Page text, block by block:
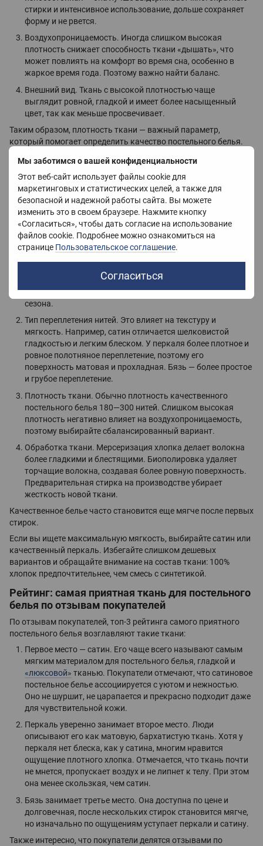
Мы заботимся о вашей конфиденциальности
Этот веб-сайт использует файлы cookie для
маркетинговых и статистических целей, а также для
безопасной и надежной работы сайта. Вы можете
изменить это в своем браузере. Нажмите кнопку
«Согласиться», чтобы дать согласие на использование
файлов cookie. Подробнее можно ознакомиться на
странице Пользовательское соглашение.
Согласиться
стирки и интенсивное использование, дольше сохраняет
форму и не рвется.
Воздухопроницаемость. Иногда слишком высокая
плотность снижает способность ткани «дышать», что
может повлиять на комфорт во время сна, особенно в
жаркое время года. Поэтому важно найти баланс.
Внешний вид. Ткань с высокой плотностью чаще
выглядит ровной, гладкой и имеет более насыщенный
цвет, так как меньше просвечивает.
Таким образом, плотность ткани — важный параметр,
который помогает определить качество постельного белья.
находится в диапазоне 150–400 нитей на дюйм².
Мягкое постельное белье: как выбрать
материал и не ошибиться
Чтобы постельное белье было действительно мягким, важно
обратить внимание на такие показатели:
синтетика. Особенно популярны хлопковые ткани — они
хорошо дышат, впитывают влагу и подходят для любого
сезона.
Тип переплетения нитей. Это влияет на текстуру и
мягкость. Например, сатин отличается шелковистой
гладкостью и легким блеском. У перкаля более плотное и
ровное полотняное переплетение, поэтому его
поверхность матовая и прохладная. Бязь — более простое
и грубое переплетение.
Плотность ткани. Обычно плотность качественного
постельного белья 180—300 нитей. Слишком высокая
плотность негативно влияет на воздухопроницаемость,
поэтому выбирайте сбалансированный вариант.
Обработка ткани. Мерсеризация хлопка делает волокна
более гладкими и блестящими. Биополировка удаляет
торчащие волокна, создавая более ровную поверхность.
Предварительная стирка на производстве убирает
жесткость новой ткани.
Качественное белье часто становится еще мягче после первых
стирок.
Если вы ищете максимальную мягкость, выбирайте сатин или
качественный перкаль. Избегайте слишком дешевых
вариантов и обращайте внимание на состав ткани: 100%
хлопок предпочтительнее, чем смесь с синтетикой.
Рейтинг: самая приятная ткань для постельного
белья по отзывам покупателей
По отзывам покупателей, топ-3 рейтинга самого приятного
постельного белья возглавляют такие ткани:
Первое место — сатин. Его чаще всего называют самым
мягким материалом для постельного белья, гладкой и
«люксовой» тканью. Покупатели отмечают, что сатиновое
постельное белье ассоциируется с уютом и нежностью.
Оно не шуршит, не царапается и прекрасно подходит даже
для чувствительной кожи.
Перкаль уверенно занимает второе место. Люди
описывают его как матовую, бархатистую ткань. Хотя у
перкаля нет блеска, как у сатина, многим нравится
ощущение плотного хлопка. Отмечается, что ткань почти
не мнется, пропускает воздух и не липнет к телу. При этом
она менее скользкая, чем сатин.
Бязь занимает третье место. Она доступна по цене и
долговечная, после нескольких стирок становится мягче,
но изначально по ощущениям уступает перкали и сатину.
Также интересно, что покупатели делятся отзывами по